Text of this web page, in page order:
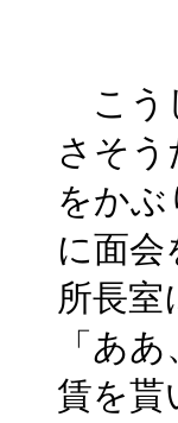
こう
さそ
をか
に面会
所長室
「あ
賃を貰